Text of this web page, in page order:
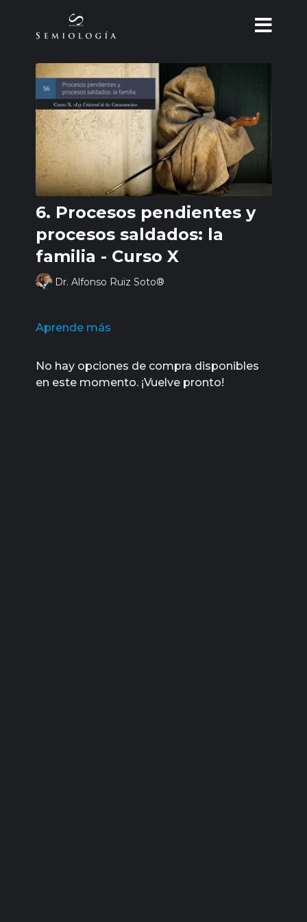
6. Procesos pendientes y
procesos saldados: la
familia - Curso X
Dr. Alfonso Ruiz Soto®
Aprende más
No hay opciones de compra disponibles
en este momento. ¡Vuelve pronto!